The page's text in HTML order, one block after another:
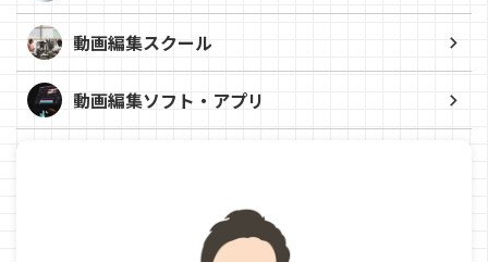
動画編集スクール
動画編集ソフト・アプリ